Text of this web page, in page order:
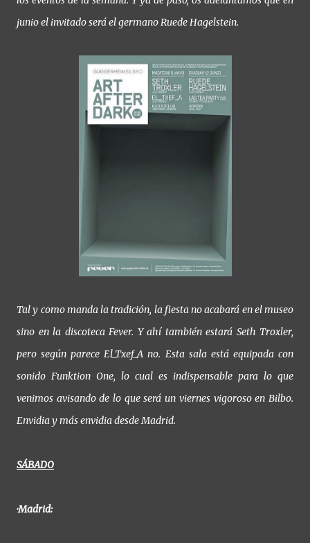
junio el invitado será el germano Ruede Hagelstein.
Tal y como manda la tradición, la fiesta no acabará en el museo
sino en la discoteca Fever. Y ahí también estará Seth Troxler,
pero según parece El_Txef_A no. Esta sala está equipada con
sonido Funktion One, lo cual es indispensable para lo que
venimos avisando de lo que será un viernes vigoroso en Bilbo.
Envidia y más envidia desde Madrid.
SÁBADO
·Madrid: